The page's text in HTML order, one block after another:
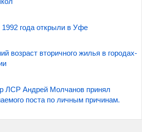
года открыли в Уфе
возраст вторичного жилья в городах-
ЛСР Андрей Молчанов принял
поста по личным причинам.